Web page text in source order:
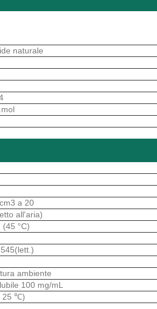
naturale
a 20
all'aria)
(45 °C)
ambiente
100 mg/mL
25 ℃)